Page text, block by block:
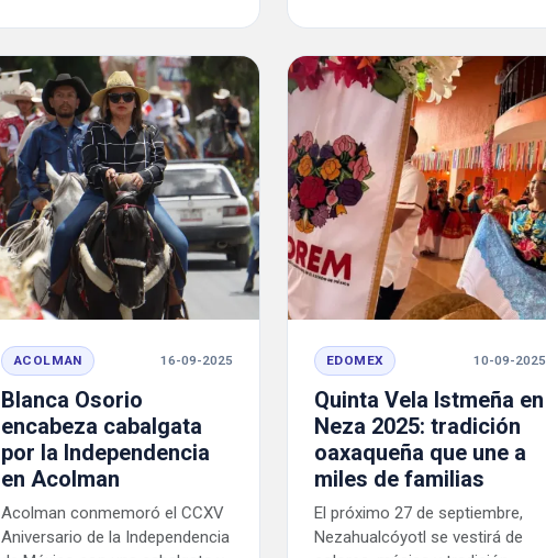
ACOLMAN 16-09-2025
Blanca Osorio
encabeza cabalgata
por la Independencia
en Acolman
Acolman conmemoró el CCXV
Aniversario de la Independencia
EDOMEX 10-09-2025
Quinta Vela Istmeña en
Neza 2025: tradición
oaxaqueña que une a
miles de familias
El próximo 27 de septiembre,
Nezahualcóyotl se vestirá de